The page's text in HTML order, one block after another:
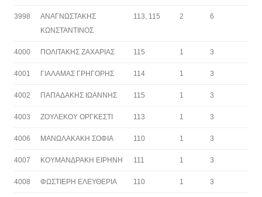
3998
ΑΝΑΓΝΩΣΤΑΚΗΣ
ΚΩΝΣΤΑΝΤΙΝΟΣ
113, 115 2 6
4000 ΠΟΛΙΤΑΚΗΣ ΖΑΧΑΡΙΑΣ 115 1 3
4001 ΓΙΑΛΑΜΑΣ ΓΡΗΓΟΡΗΣ 114 1 3
4002 ΠΑΠΑΔΑΚΗΣ ΙΩΑΝΝΗΣ 115 1 3
4003 ΖΟΥΛΕΚΟΥ ΟΡΓΚΕΣΤΙ 113 1 3
4006 ΜΑΝΩΛΑΚΑΚΗ ΣΟΦΙΑ 110 1 3
4007 ΚΟΥΜΑΝΔΡΑΚΗ ΕΙΡΗΝΗ 111 1 3
4008 ΦΩΣΤΙΕΡΗ ΕΛΕΥΘΕΡΙΑ 110 1 3